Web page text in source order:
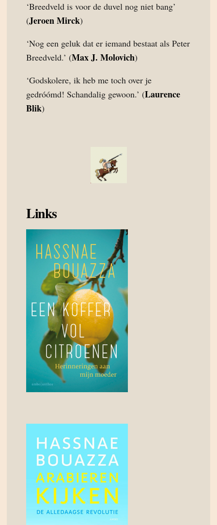
‘Breedveld is voor de duvel nog niet bang’
(Jeroen Mirck)
‘Nog een geluk dat er iemand bestaat als Peter
Breedveld.’ (Max J. Molovich)
‘Godskolere, ik heb me toch over je
gedróómd! Schandalig gewoon.’ (Laurence
Blik)
Links